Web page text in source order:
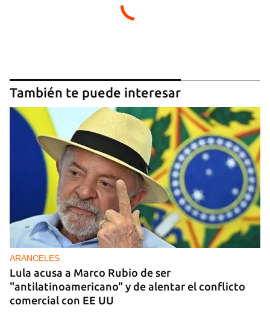
Guardar como favorito
Para poder guardar como favorito, primero has de
iniciar sesión con tu cuenta de 14ymedio.
INICIAR SESIÓN CANCELAR
También te puede interesar
ARANCELES
Lula acusa a Marco Rubio de ser
"antilatinoamericano" y de alentar el conflicto
comercial con EE UU